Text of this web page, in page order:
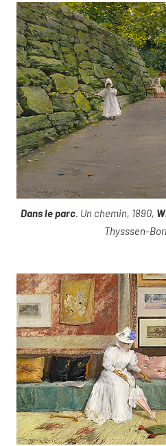
Dans le parc. Un chemin, 1890,
Thysssen-